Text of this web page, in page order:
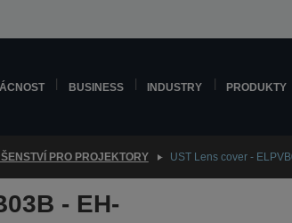
BUSINESS INDUSTRY PRODUKTY
PRO PROJEKTORY UST Lens cover -
- EH-